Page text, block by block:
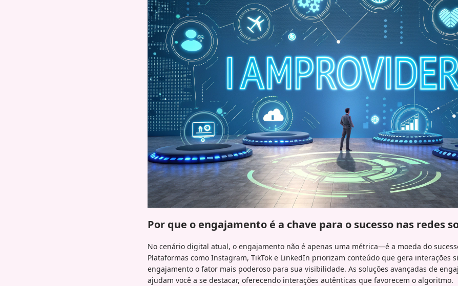
Por que o engajamento é a chave para o sucesso nas redes
No cenário digital atual, o engajamento não é apenas uma métrica—é a moeda do
Plataformas como Instagram, TikTok e LinkedIn priorizam conteúdo que gera interações
engajamento o fator mais poderoso para sua visibilidade. As soluções avançadas de
ajudam você a se destacar, oferecendo interações autênticas que favorecem o algoritmo.